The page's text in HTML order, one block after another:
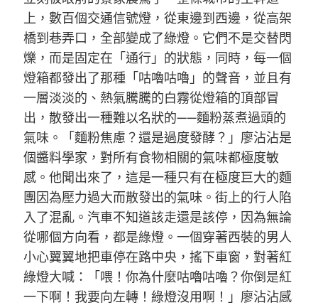
上，數百個交通信號燈，從東邊到西邊，從高架
橋到巷弄口，全部變成了綠燈。它們不是交替閃
爍，而是固定在「通行」的狀態，同時，每一個
燈箱都發出了那種「咕嚕咕嚕」的聲音，並且有
一層淡淡的、熱氣騰騰的白霧從燈箱的頂部冒
出，散發出一種難以名狀的——麵粉蒸煮過頭的
氣味。「麵粉焦慮？還是過度發酵？」廖沾沾是
個醬料學家，對所有食物相關的氣味都極度敏
感。他聞出來了，這是一種只有在極度巨大的麵
團因為壓力過大而散發出的氣味。街上的行人陷
入了混亂。汽車不知道該走還是該停，因為無論
從哪個方向看，都是綠燈。一個穿著西裝的男人
小心翼翼地把車停在路中央，搖下車窗，對著紅
綠燈大喊：「喂！你為什麼咕嚕咕嚕？你倒是紅
一下啊！我要向左轉！綠燈沒用啊！」廖沾沾感